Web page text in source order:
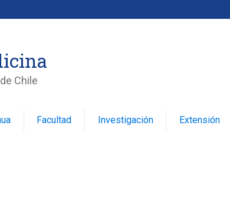
Chile
Facultad Investigación Extensión